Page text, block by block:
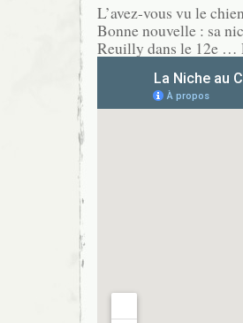
L’avez-vous vu le
Bonne nouvelle : sa
Reuilly dans le 12e …